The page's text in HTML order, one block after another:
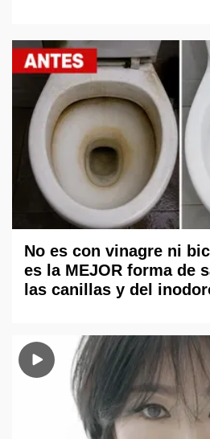
No es con vinagre ni
es la MEJOR forma de
las canillas y del